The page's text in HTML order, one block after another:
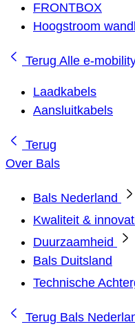
FRONTBOX
Hoogstroom
Terug Alle e-
Laadkabels
Aansluitkabels
Terug
Over Bals
Bals Nederland
Kwaliteit &
Duurzaamheid
Bals Duitsland
Technische
Terug Bals